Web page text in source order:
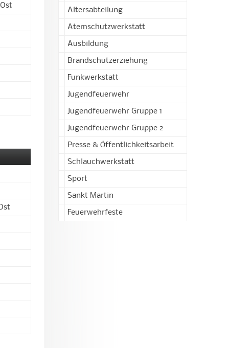
Altersabteilung
Atemschutzwerkstatt
Ausbildung
Brandschutzerziehung
Funkwerkstatt
Jugendfeuerwehr
Jugendfeuerwehr Gruppe 1
Jugendfeuerwehr Gruppe 2
Presse & Öffentlichkeitsarbeit
Schlauchwerkstatt
Sport
Sankt Martin
Feuerwehrfeste